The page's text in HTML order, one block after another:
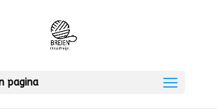
pagina